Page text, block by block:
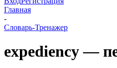
Главная
-
Словарь-Тренажер
expediency —